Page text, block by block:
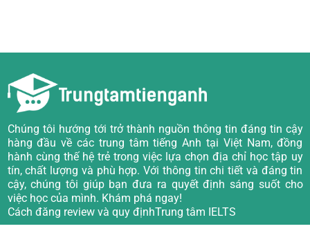
Chúng tôi hướng tới trở thành nguồn thông tin đáng tin cậy
hàng đầu về các trung tâm tiếng Anh tại Việt Nam, đồng
hành cùng thế hệ trẻ trong việc lựa chọn địa chỉ học tập uy
tín, chất lượng và phù hợp. Với thông tin chi tiết và đáng tin
cậy, chúng tôi giúp bạn đưa ra quyết định sáng suốt cho
việc học của mình. Khám phá ngay!
Cách đăng review và quy địnhTrung tâm IELTS